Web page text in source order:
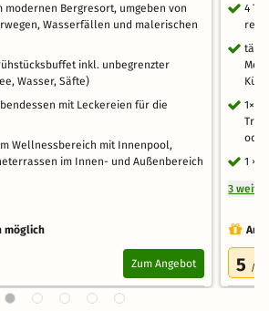
modernen Bergresort, umgeben von
Wasserfällen und malerischen
inkl. unbegrenzter
Wasser, Säfte)
mit Leckereien für die
Wellnessbereich mit Innenpool,
im Innen- und Außenbereich
möglich
Zum Angebot
4
1×
1 ×
3
5 /5.0